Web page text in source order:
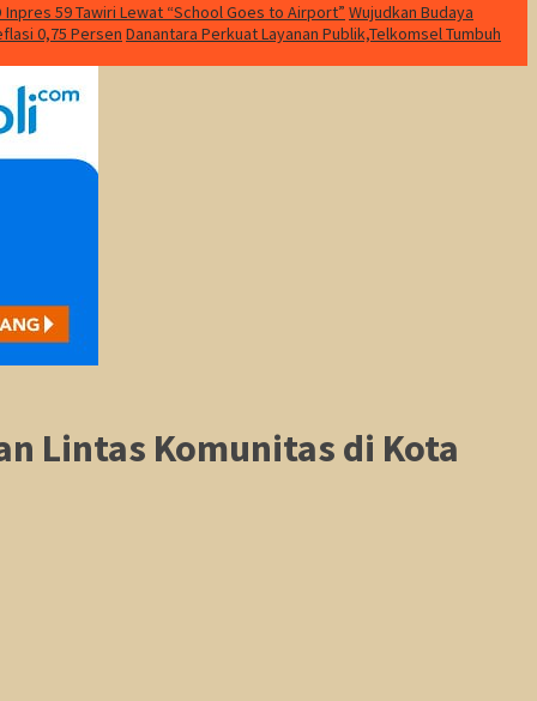
59 Tawiri Lewat “School Goes to Airport” Wujudkan Budaya
0,75 Persen Danantara Perkuat Layanan Publik,Telkomsel Tumbuh
Lintas Komunitas di Kota